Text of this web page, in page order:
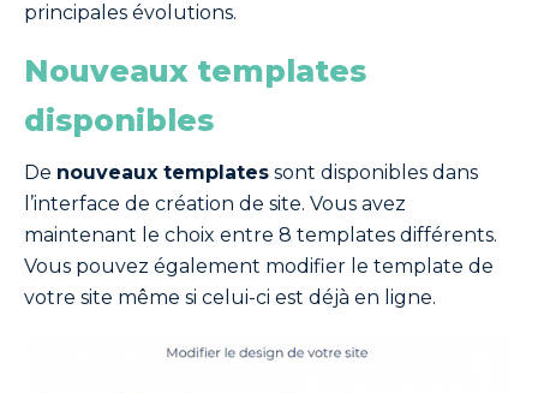
principales évolutions.
Nouveaux templates
disponibles
De nouveaux templates sont disponibles dans
l’interface de création de site. Vous avez
maintenant le choix entre 8 templates différents.
Vous pouvez également modifier le template de
votre site même si celui-ci est déjà en ligne.